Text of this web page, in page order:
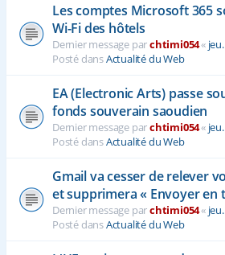
Les comptes Microsoft 365
Wi-Fi des hôtels
Dernier message parchtimi054«
Posté dansActualité du Web
EA (Electronic Arts) passe
fonds souverain saoudien
Dernier message parchtimi054«
Posté dansActualité du Web
Gmail va cesser de relever
et supprimera « Envoyer en
Dernier message parchtimi054«
Posté dansActualité du Web